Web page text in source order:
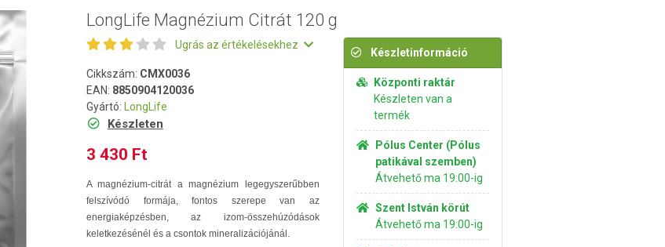
LongLife Magnézium Citrát 120 g
Ugrás az értékelésekhez
Cikkszám: CMX0036
EAN: 8850904120036
Gyártó:
LongLife
Készleten
3 430 Ft
A magnézium-citrát a magnézium legegyszerűbben
felszívódó formája, fontos szerepe van az
energiaképzésben, az izom-összehúzódások
keletkezésénél és a csontok mineralizációjánál.
Készletinformáció
Központi raktár
Készleten van a
termék
Pólus Center (Pólus
patikával szemben)
Átvehető ma 19:00-ig
Szent István körút
Átvehető ma 19:00-ig